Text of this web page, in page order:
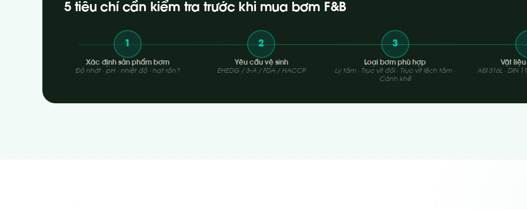
5 tiêu chí cần kiểm tra trước khi mua bơm F&B
1
Xác định sản phẩm bơm
Độ nhớt · pH · nhiệt độ · hạt rắn?
2
Yêu cầu vệ sinh
EHEDG / 3-A / FDA / HACCP
3
Loại bơm phù hợp
Ly tâm · Trục vít đôi · Trục vít lệch tâm ·
Cánh khế
Vật
AISI 316L · DIN